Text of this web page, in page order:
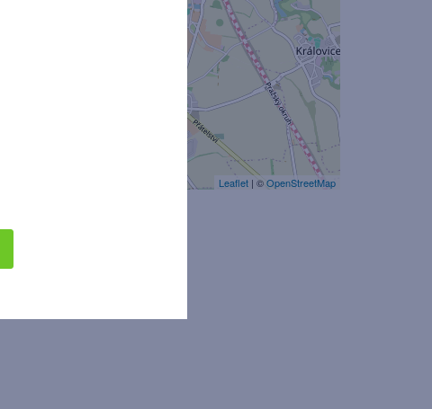
Leaflet | ©OpenStreetMap